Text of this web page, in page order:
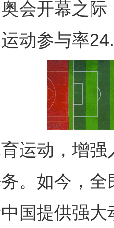
开幕之际
动参与率
动，增强
。如今，
国提供强大